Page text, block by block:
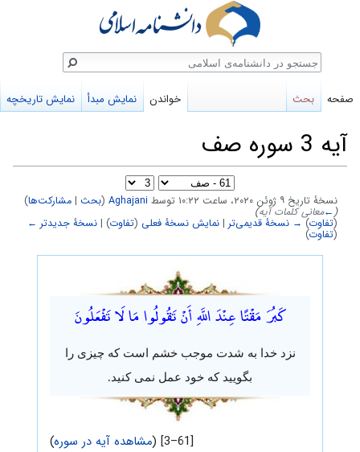
آیه 3 سوره صف
نسخهٔ تاریخ ‏۹ ژوئن ۲۰۲۰، ساعت ۱۰:۲۲ توسط Aghajani
(بحث |مشارکت‌ها)
(
←معانی کلمات آیه)
(تفاوت) → نسخهٔ قدیمی‌تر|نمایش نسخهٔ فعلی (تفاوت) |نسخهٔ جدیدتر ←
(تفاوت)
كَبُرَ مَقْتًا عِنْدَ اللَّهِ أَنْ تَقُولُوا مَا لَا تَفْعَلُونَ
نزد خدا به شدت موجب خشم است که چیزی را
بگویید که خود عمل نمی کنید.
[61–3] ( مشاهده آیه در سوره)
صفحه بحث خواندن نمایش مبدأ نمایش تاریخچه
جستجو